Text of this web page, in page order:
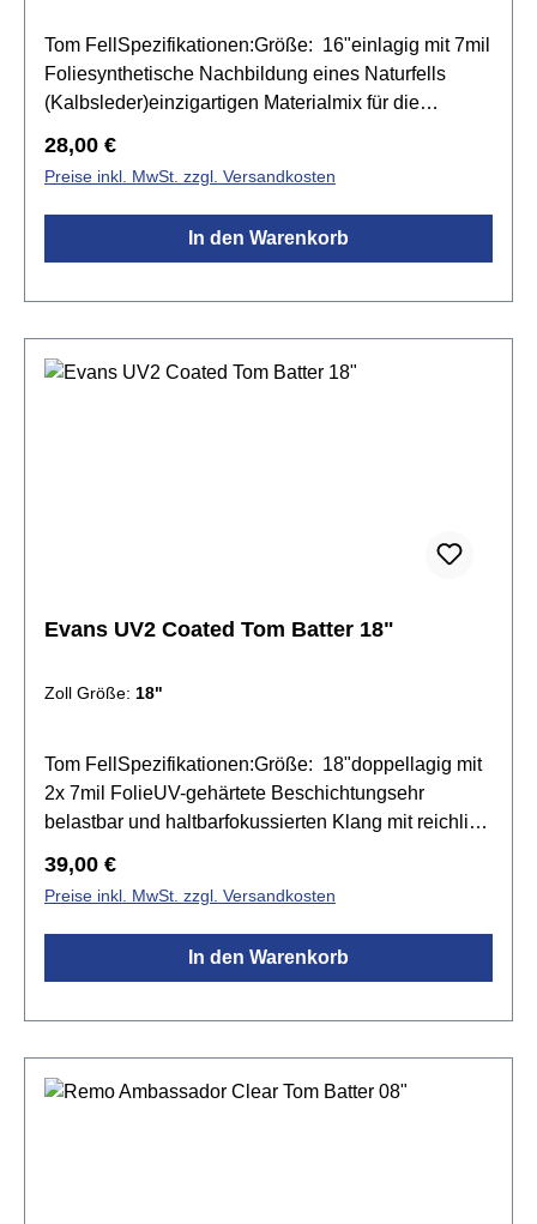
Tom FellSpezifikationen:Größe: 16"einlagig mit 7mil
Foliesynthetische Nachbildung eines Naturfells
(Kalbsleder)einzigartigen Materialmix für die
HaltbarkeitLevel 360 Technologieerweiterter
Stimmumfang
Regulärer Preis:
28,00 €
Preise inkl. MwSt. zzgl. Versandkosten
In den Warenkorb
Evans UV2 Coated Tom Batter 18"
Zoll Größe: 18"
Tom FellSpezifikationen:Größe: 18"doppellagig mit
2x 7mil FolieUV-gehärtete Beschichtungsehr
belastbar und haltbarfokussierten Klang mit reichlich
Technologie
Regulärer Preis:
39,00 €
Preise inkl. MwSt. zzgl. Versandkosten
In den Warenkorb